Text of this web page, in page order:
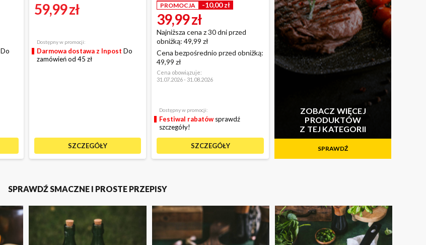
Do
59,99 zł
Dostępny w promocji:
Darmowa dostawa z Inpost Do
zamówień od 45 zł
SZCZEGÓŁY
PROMOCJA
-10,00 zł
39,99 zł
Najniższa cena z 30 dni przed
obniżką: 49,99 zł
Cena bezpośrednio przed obniżką:
49,99 zł
Cena obowiązuje:
31.07.2026 - 31.08.2026
Dostępny w promocji:
Festiwal rabatów sprawdź
szczegóły!
SZCZEGÓŁY
ZOBACZ WIĘCEJ
PRODUKTÓW
Z TEJ KATEGORII
SPRAWDŹ
SPRAWDŹ SMACZNE I PROSTE PRZEPISY